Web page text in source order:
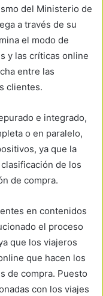
del Ministerio de
a través de su
el modo de
y las críticas online
entre las
clientes.
e integrado,
o en paralelo,
ya que la
de los
de compra.
en contenidos
el proceso
que los viajeros
que hacen los
de compra. Puesto
con los viajes